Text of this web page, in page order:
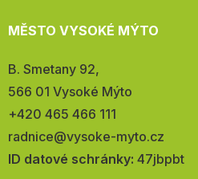
MĚSTO VYSOKÉ MÝTO
Adresa:
B. Smetany 92,
566 01 Vysoké Mýto
Telefon:
+420 465 466 111
E-
mail:
radnice@vysoke-myto.cz
ID datové schránky: 47jbpbt